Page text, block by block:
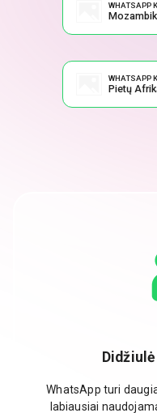
WHATSAPP
WHATSAPP
Pietų
WhatsApp turi
labiausiai